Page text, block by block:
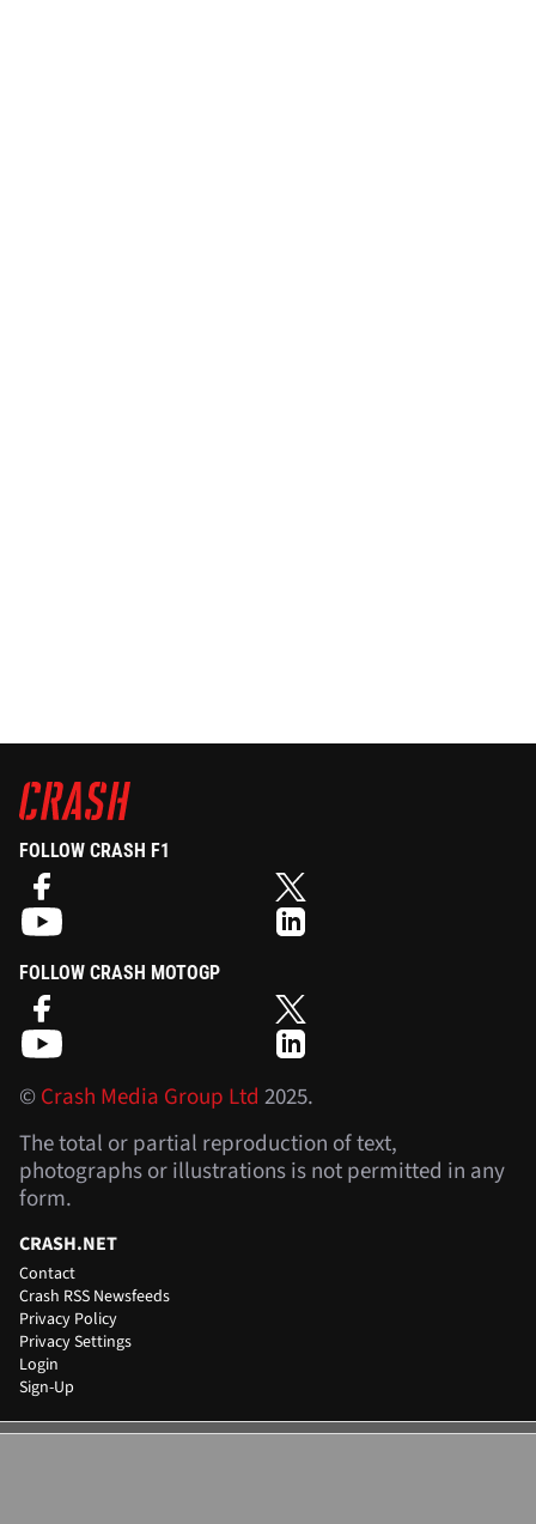
FOLLOW CRASH F1
FOLLOW CRASH MOTOGP
©Crash Media Group Ltd 2025.
The total or partial reproduction of text,
photographs or illustrations is not permitted in any
form.
CRASH.NET
Contact
Crash RSS Newsfeeds
Privacy Policy
Privacy Settings
Login
Sign-Up